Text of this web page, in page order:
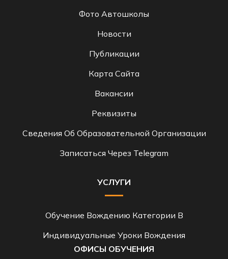
Фото Автошколы
Новости
Публикации
Карта Сайта
Вакансии
Реквизиты
Сведения Об Образовательной Организации
Записаться Через Telegram
УСЛУГИ
Обучение Вождению Категории B
Индивидуальные Уроки Вождения
ОФИСЫ ОБУЧЕНИЯ